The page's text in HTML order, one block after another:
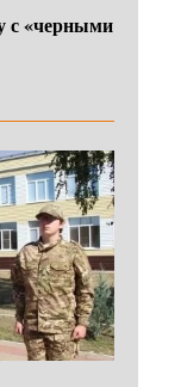
с «черными